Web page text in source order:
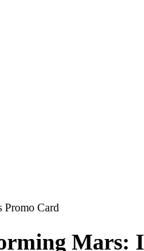
Promo Card
Mars: